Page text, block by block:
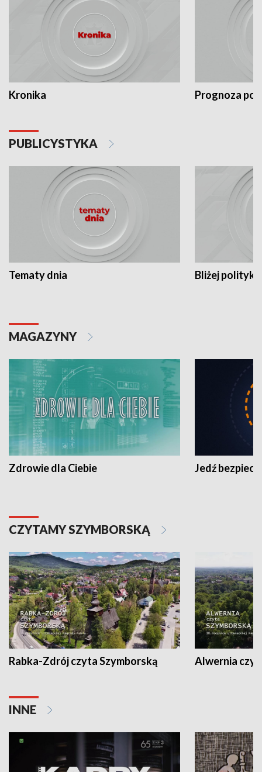
Kronika Prognoza
PUBLICYSTYKA
Tematy dnia Bliżej polityki
MAGAZYNY
Zdrowie dla Ciebie Jedź
CZYTAMY SZYMBORSKĄ
Rabka-Zdrój czyta Szymborską Alwernia
INNE